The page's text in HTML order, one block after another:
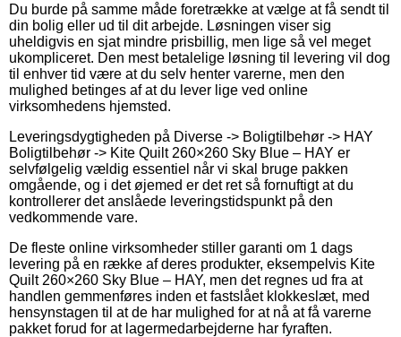
Du burde på samme måde foretrække at vælge at få sendt til
din bolig eller ud til dit arbejde. Løsningen viser sig
uheldigvis en sjat mindre prisbillig, men lige så vel meget
ukompliceret. Den mest betalelige løsning til levering vil dog
til enhver tid være at du selv henter varerne, men den
mulighed betinges af at du lever lige ved online
virksomhedens hjemsted.
Leveringsdygtigheden på Diverse -> Boligtilbehør -> HAY
Boligtilbehør -> Kite Quilt 260×260 Sky Blue – HAY er
selvfølgelig vældig essentiel når vi skal bruge pakken
omgående, og i det øjemed er det ret så fornuftigt at du
kontrollerer det anslåede leveringstidspunkt på den
vedkommende vare.
De fleste online virksomheder stiller garanti om 1 dags
levering på en række af deres produkter, eksempelvis Kite
Quilt 260×260 Sky Blue – HAY, men det regnes ud fra at
handlen gemmenføres inden et fastslået klokkeslæt, med
hensynstagen til at de har mulighed for at nå at få varerne
pakket forud for at lagermedarbejderne har fyraften.